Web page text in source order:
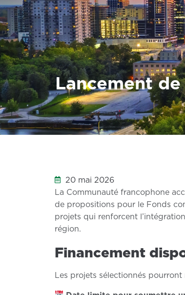
Lancement
20 mai 2026
La Communauté francophone
de propositions pour le Fonds
projets qui renforcent
région.
Financement
Les projets sélectionnés